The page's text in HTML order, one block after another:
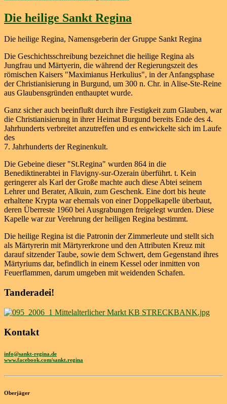
Die heilige Sankt Regina
Die heilige Regina, Namensgeberin der Gruppe Sankt Regina
Die Geschichtsschreibung bezeichnet die heilige Regina als
Jungfrau und Märtyerin, die während der Regierungszeit des
römischen Kaisers "Maximianus Herkulius", in der Anfangsphase
der Christianisierung in Burgund, um 300 n. Chr. in Alise-Ste-Reine
aus Glaubensgründen enthauptet wurde.
Ganz sicher auch beeinflußt durch ihre Festigkeit zum Glauben, war
die Christianisierung in ihrer Heimat Burgund bereits Ende des 4.
Jahrhunderts verbreitet anzutreffen und es entwickelte sich im Laufe
des
7. Jahrhunderts der Reginenkult.
Die Gebeine dieser "St.Regina" wurden 864 in die
Benediktinerabtei in Flavigny-sur-Ozerain überführt. t. Kein
geringerer als Karl der Große machte auch diese Abtei seinem
Lehrer und Berater, Alkuin, zum Geschenk. Eine dort bis heute
erhaltene Krypta war ehemals von einer Doppelkapelle überbaut,
deren Überreste 1960 bei Ausgrabungen freigelegt wurden. Diese
Kapelle war zur Verehrung der heiligen Regina bestimmt.
Die heilige Regina ist die Patronin der Zimmerleute und stellt sich
als Märtyrerin mit Märtyrerkrone und den Attributen Kreuz mit
darauf sitzender Taube, sowie dem Schwert, dem Gegenstand ihres
Märtyriums dar, befindlich in einem Kessel oder inmitten von
Feuerflammen, darum umgeben mit weidenden Schafen.
Tanderadei!
Kontakt
info@sankt-regina.de
www.facebook.com/sankt.regina
Oberjäger